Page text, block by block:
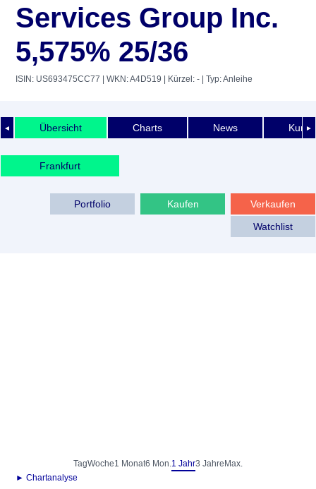
Services Group Inc.
5,575% 25/36
ISIN: US693475CC77 | WKN: A4D519 | Kürzel: - | Typ: Anleihe
◄ ►
Übersicht Charts News
Frankfurt
Verkaufen
Kaufen
Portfolio
Watchlist
TagWoche1 Monat6 Mon.1 Jahr3 Jahre Max.
► Chartanalyse